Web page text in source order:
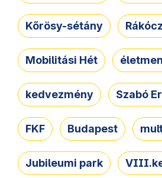
Kőrösy-sétány
Mobilitási Hét
kedvezmény Szabó
FKF Budapest
Jubileumi park